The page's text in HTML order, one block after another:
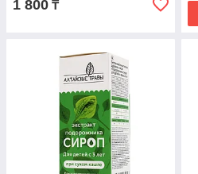
1 800 ₸